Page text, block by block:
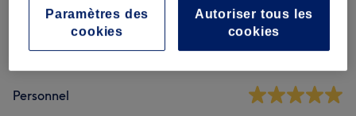
Ambiance
Personnel
Autoriser tous les
cookies
Paramètres des
cookies